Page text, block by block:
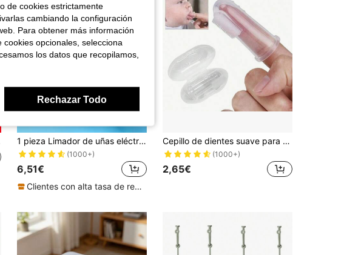
1 pieza Limador de uñas eléctrico para bebés 6 en 1, cortaúñas multifuncional para niños para evitar rasguños, incluye herramientas para el cuidado de las uñas
(1000+)
6,51€
Clientes con alta tasa de repetición
Cepillo de dientes suave para bebé - Perfecto para la dentición y el cuidado oral - Excelente para niños y bebés, el mejor regalo para bebé
(1000+)
2,65€
de cookies estrictamente
cambiando la configuración
Para obtener más información
opcionales, selecciona
los datos que recopilamos,
Rechazar Todo